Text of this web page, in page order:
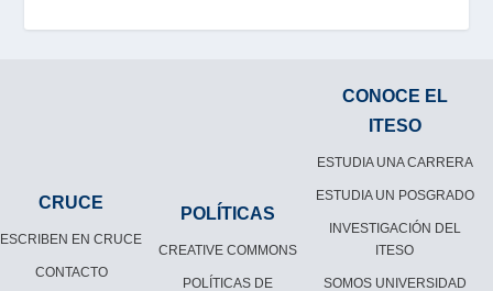
CRUCE
ESCRIBEN EN CRUCE
CONTACTO
POLÍTICAS
CREATIVE COMMONS
POLÍTICAS DE
CONOCE EL
ITESO
ESTUDIA UNA CARRERA
ESTUDIA UN POSGRADO
INVESTIGACIÓN DEL
ITESO
SOMOS UNIVERSIDAD